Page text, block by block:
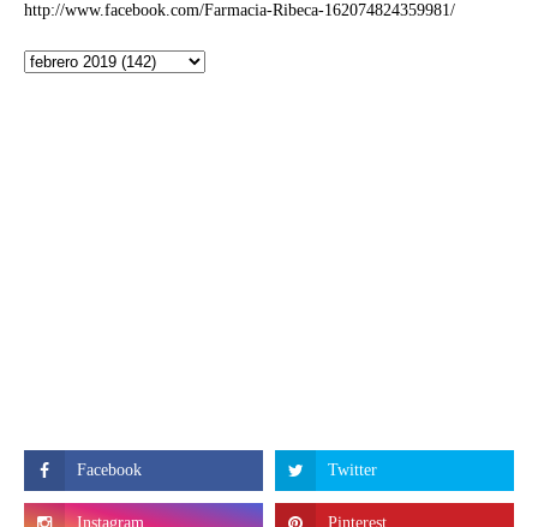
http://www.facebook.com/Farmacia-Ribeca-162074824359981/